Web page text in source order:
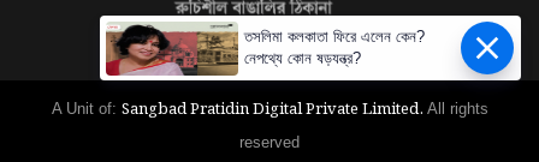
A Unit of: Sangbad Pratidin Digital Private Limited. All rights
reserved
তসলিমা কলকাতা ফিরে এলেন কেন?
নেপথ্যে কোন ষড়যন্ত্র?